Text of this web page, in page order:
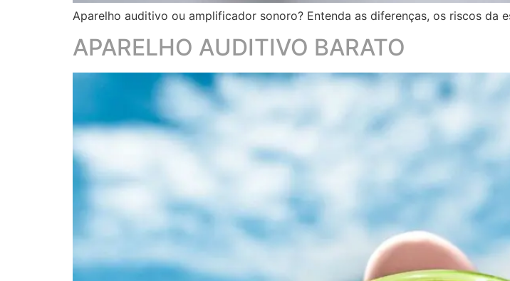
Aparelho auditivo ou amplificador sonoro? Entenda as diferenças, os riscos da
APARELHO AUDITIVO BARATO